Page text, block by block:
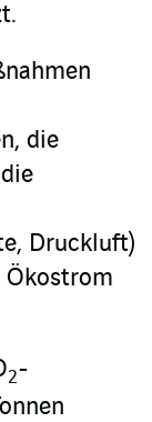
die
Druckluft)
Ökostrom
2-